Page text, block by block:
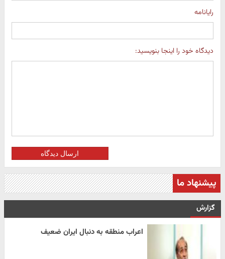
رایانامه
دیدگاه خود را اینجا بنویسید:
ارسال دیدگاه
پیشنهاد ما
گزارش
اعراب منطقه به دنبال ایران ضعیف